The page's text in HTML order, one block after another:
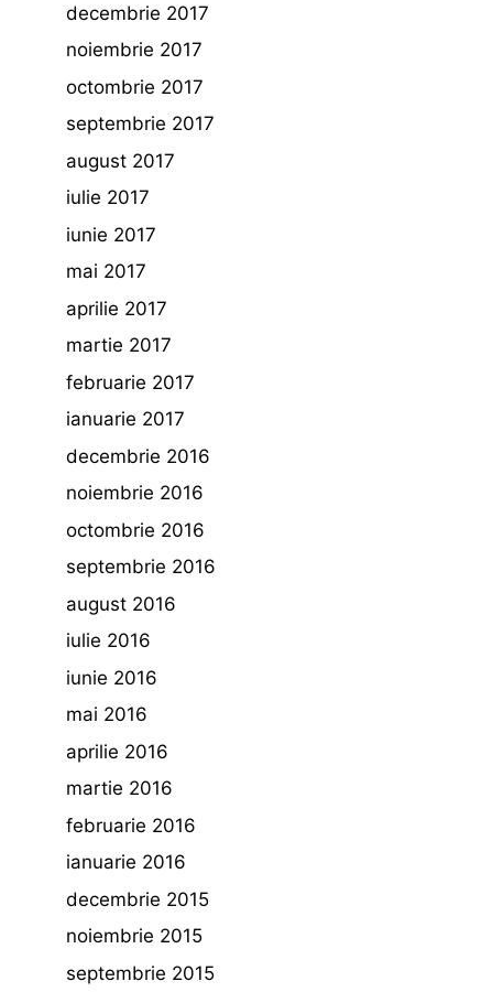
decembrie 2017
noiembrie 2017
octombrie 2017
septembrie 2017
august 2017
iulie 2017
iunie 2017
mai 2017
aprilie 2017
martie 2017
februarie 2017
ianuarie 2017
decembrie 2016
noiembrie 2016
octombrie 2016
septembrie 2016
august 2016
iulie 2016
iunie 2016
mai 2016
aprilie 2016
martie 2016
februarie 2016
ianuarie 2016
decembrie 2015
noiembrie 2015
septembrie 2015